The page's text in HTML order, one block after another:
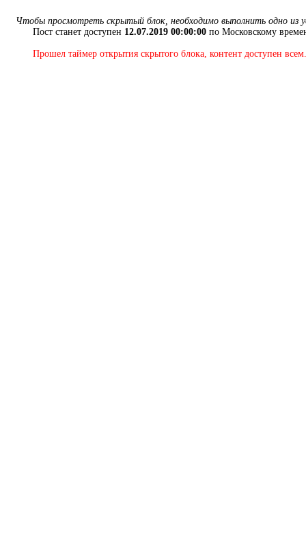
Чтобы просмотреть скрытый блок, необходимо выполнить одно из
Пост станет доступен 12.07.2019 00:00:00 по Московскому
Прошел таймер открытия скрытого блока, контент доступен всем.